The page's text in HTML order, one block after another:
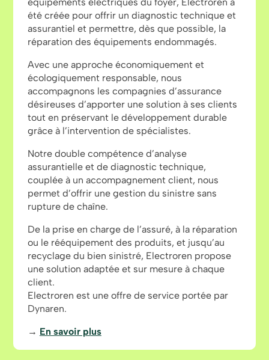
été créée pour offrir un diagnostic technique et
assurantiel et permettre, dès que possible, la
réparation des équipements endommagés.
Avec une approche économiquement et
écologiquement responsable, nous
accompagnons les compagnies d’assurance
désireuses d’apporter une solution à ses clients
tout en préservant le développement durable
grâce à l’intervention de spécialistes.
Notre double compétence d’analyse
assurantielle et de diagnostic technique,
couplée à un accompagnement client, nous
permet d’offrir une gestion du sinistre sans
rupture de chaîne.
De la prise en charge de l’assuré, à la réparation
ou le rééquipement des produits, et jusqu’au
recyclage du bien sinistré, Electroren propose
une solution adaptée et sur mesure à chaque
client.
Electroren est une offre de service portée par
Dynaren.
→ En savoir plus